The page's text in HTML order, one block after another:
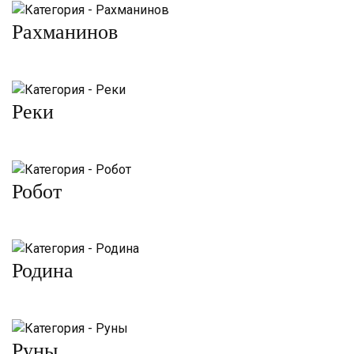
Рахманинов
Реки
Робот
Родина